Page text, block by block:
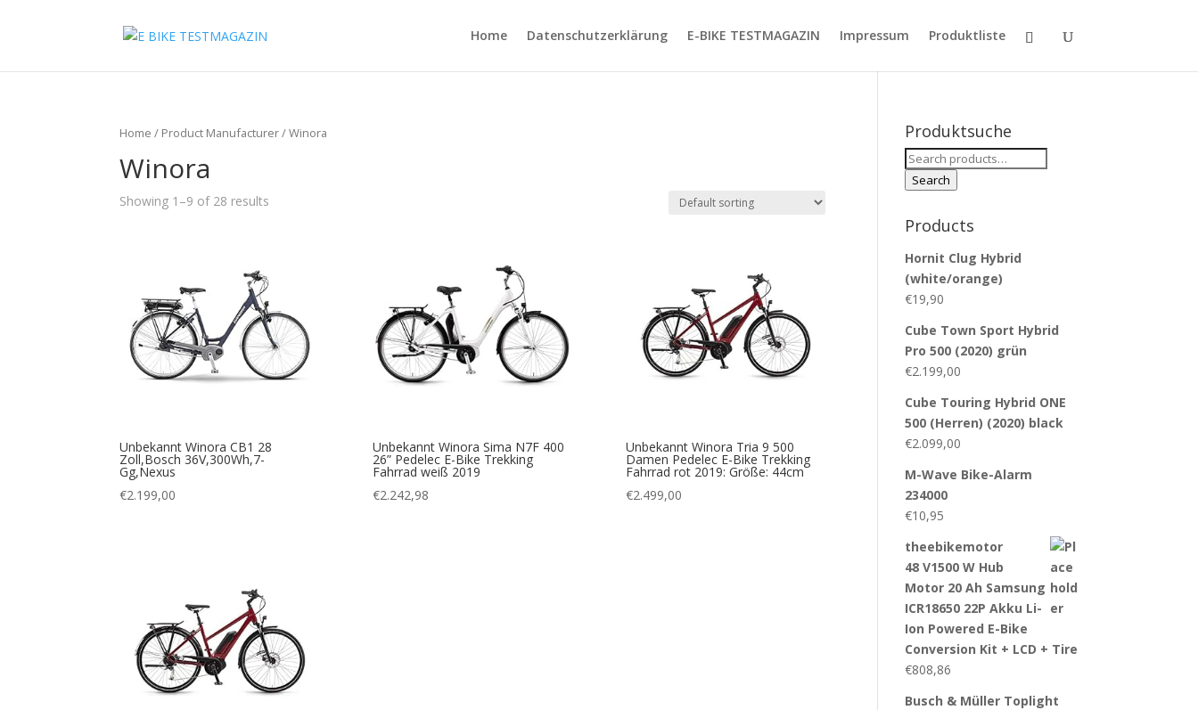
Home Datenschutzerklärung E-BIKE TESTMAGAZIN Impressum Produktliste
Home / Product Manufacturer / Winora
Winora
Showing 1–9 of 28 results
Unbekannt Winora CB1 28
Zoll,Bosch 36V,300Wh,7-
Gg,Nexus
€2.199,00
Unbekannt Winora Sima N7F 400
26” Pedelec E-Bike Trekking
Fahrrad weiß 2019
€2.242,98
Unbekannt Winora Tria 9 500
Damen Pedelec E-Bike Trekking
Fahrrad rot 2019: Größe: 44cm
€2.499,00
Produktsuche
Search
for:
Search
Products
Hornit Clug Hybrid
(white/orange)
€19,90
Cube Town Sport Hybrid
Pro 500 (2020) grün
€2.199,00
Cube Touring Hybrid ONE
500 (Herren) (2020) black
€2.099,00
M-Wave Bike-Alarm
234000
€10,95
theebikemotor
48 V1500 W Hub
Motor 20 Ah Samsung
ICR18650 22P Akku Li-
Ion Powered E-Bike
Conversion Kit + LCD + Tire
€808,86
Busch & Müller Toplight